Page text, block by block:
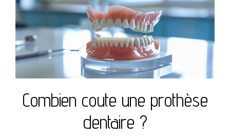
Combien coute une prothèse
dentaire ?